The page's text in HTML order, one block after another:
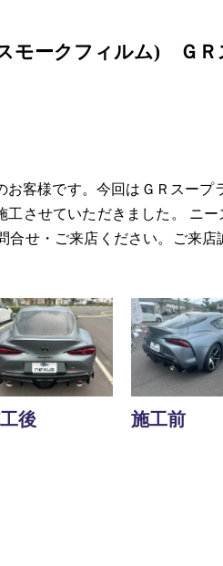
モークフィルム) ＧＲ
客様です。今回はＧＲスープ
させていただきました。 ニ
せ・ご来店ください。ご来店
後 施工前